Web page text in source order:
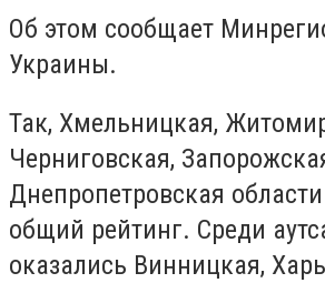
Об этом сообщает
Украины.
Так, Хмельницкая,
Черниговская,
Днепропетровская
общий рейтинг. Среди
оказались Винницкая,